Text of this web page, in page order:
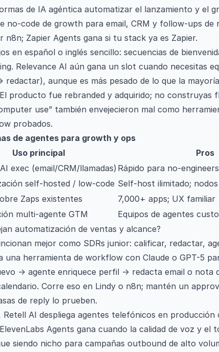
de IA agéntica automatizar el lanzamiento y el
no-code de growth para email, CRM y follow-ups de
Zapier Agents gana si tu stack ya es Zapier.
en español o inglés sencillo: secuencias de
Relevance AI aún gana un slot cuando necesitas
aunque es más pesado de lo que la
producto fue rebranded y adquirido; no construyas
use” también envejecieron mal como
probados.
de agentes para growth y ops
Uso principal Pros
exec (email/CRM/llamadas) Rápido para no-
self-hosted / low-code Self-host ilimitado;
Zaps existentes 7,000+ apps; UX familiar
multi-agente GTM Equipos de agentes
automatización de ventas y alcance?
mejor como SDRs junior: calificar, redactar,
una herramienta de workflow con Claude o GPT-5
→ agente enriquece perfil → redacta email o nota
Corre eso en Lindy o n8n; mantén un
de reply lo prueben.
AI despliega agentes telefónicos en
Agents gana cuando la calidad de voz y el
siendo nicho para campañas outbound de alto